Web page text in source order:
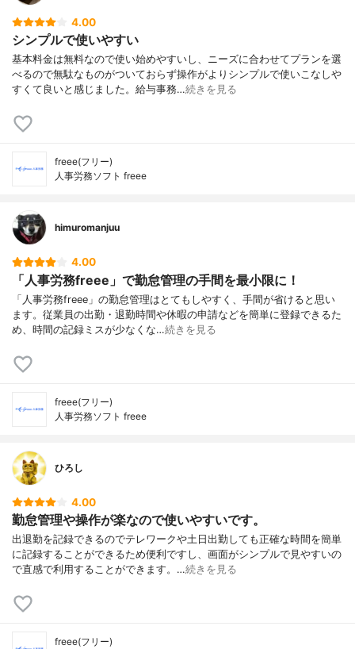
4.00
シンプルで使いやすい
基本料金は無料なので使い始めやすいし、ニーズに合わせてプランを選
べるので無駄なものがついておらず操作がよりシンプルで使いこなしや
すくて良いと感じました。給与事務…続きを見る
freee(フリー)
人事労務ソフト freee
himuromanjuu
4.00
「人事労務freee」で勤怠管理の手間を最小限に！
「人事労務freee」の勤怠管理はとてもしやすく、手間が省けると思い
ます。従業員の出勤・退勤時間や休暇の申請などを簡単に登録できるた
め、時間の記録ミスが少なくな…続きを見る
freee(フリー)
人事労務ソフト freee
ひろし
4.00
勤怠管理や操作が楽なので使いやすいです。
出退勤を記録できるのでテレワークや土日出勤しても正確な時間を簡単
に記録することができるため便利ですし、画面がシンプルで見やすいの
で直感で利用することができます。…続きを見る
freee(フリー)